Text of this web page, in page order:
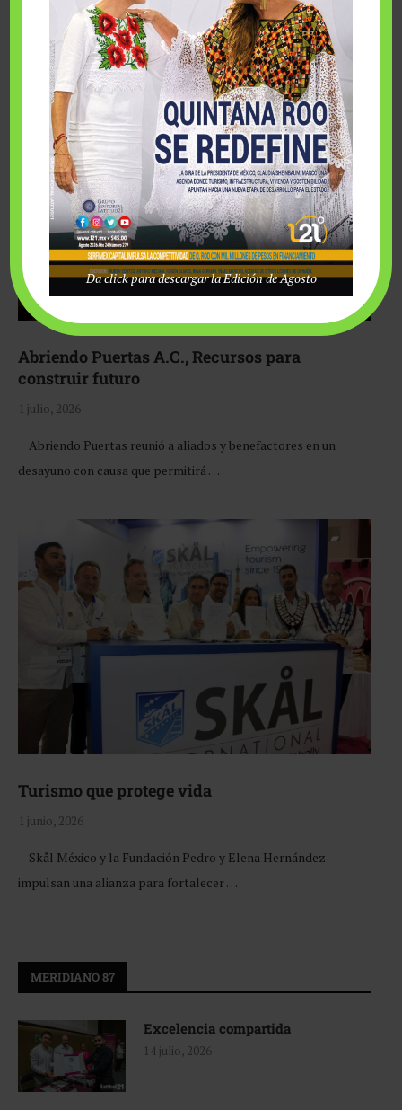
Fairmont Mayakoba y Make-A-Wish México unieron
esfuerzos para hacer realidad el deseo de una …
Abriendo Puertas A.C., Recursos para
construir futuro
1 julio, 2026
Abriendo Puertas reunió a aliados y benefactores en un
desayuno con causa que permitirá …
Turismo que protege vida
1 junio, 2026
Skål México y la Fundación Pedro y Elena Hernández
impulsan una alianza para fortalecer …
MERIDIANO 87
Excelencia compartida
14 julio, 2026
Da click para descargar la Edición de Agosto